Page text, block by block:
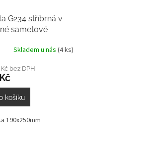
G234 stříbrná v
sametové
Skladem u nás(4 ks)
bez DPH
košíku
190x250mm